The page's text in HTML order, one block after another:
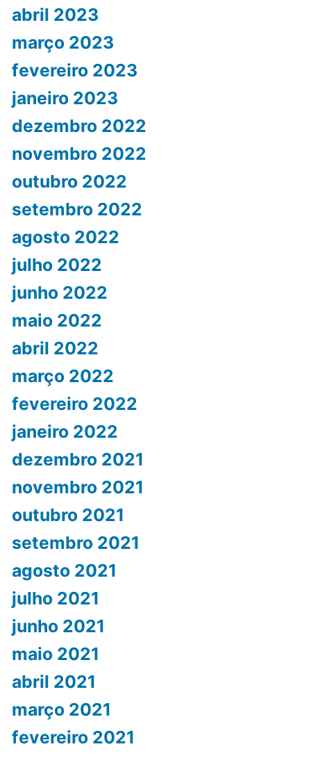
abril 2023
março 2023
fevereiro 2023
janeiro 2023
dezembro 2022
novembro 2022
outubro 2022
setembro 2022
agosto 2022
julho 2022
junho 2022
maio 2022
abril 2022
março 2022
fevereiro 2022
janeiro 2022
dezembro 2021
novembro 2021
outubro 2021
setembro 2021
agosto 2021
julho 2021
junho 2021
maio 2021
abril 2021
março 2021
fevereiro 2021